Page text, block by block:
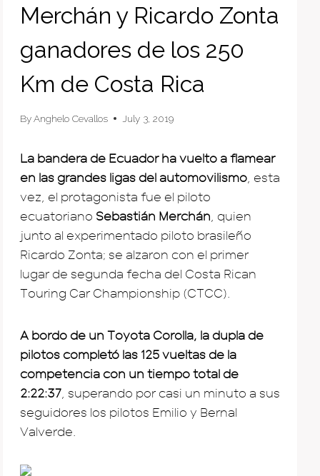
Merchán y Ricardo Zonta
ganadores de los 250
Km de Costa Rica
ByAnghelo Cevallos July 3, 2019
La bandera de Ecuador ha vuelto a flamear
en las grandes ligas del automovilismo , esta
vez, el protagonista fue el piloto
ecuatoriano Sebastián Merchán , quien
junto al experimentado piloto brasileño
Ricardo Zonta; se alzaron con el primer
lugar de segunda fecha del Costa Rican
Touring Car Championship (CTCC).
A bordo de un Toyota Corolla, la dupla de
pilotos completó las 125 vueltas de la
competencia con un tiempo total de
2:22:37 , superando por casi un minuto a sus
seguidores los pilotos Emilio y Bernal
Valverde.